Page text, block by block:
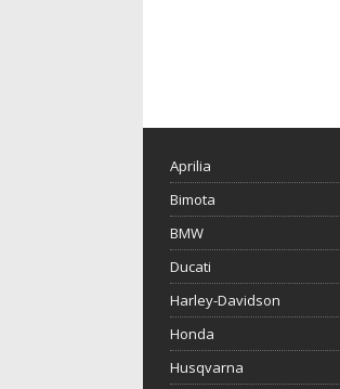
Aprilia
Bimota
BMW
Ducati
Harley-Davidson
Honda
Husqvarna